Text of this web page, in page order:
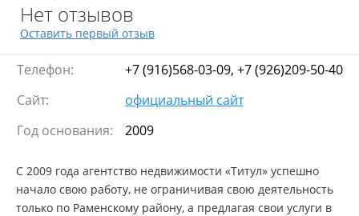
Нет отзывов
Оставить первый отзыв
Телефон:
+7 (916)568-03-09, +7 (926)209-50-40
Сайт:
официальный сайт
Год основания:
2009
С 2009 года агентство недвижимости «Титул» успешно
начало свою работу, не ограничивая свою деятельность
только по Раменскому району, а предлагая свои услуги в